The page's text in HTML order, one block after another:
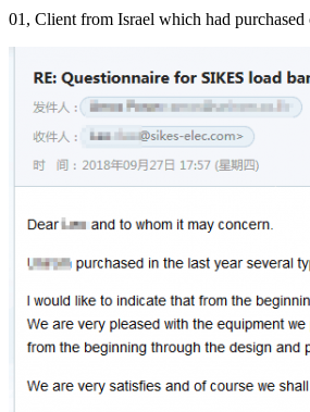
01, Client from Israel which had